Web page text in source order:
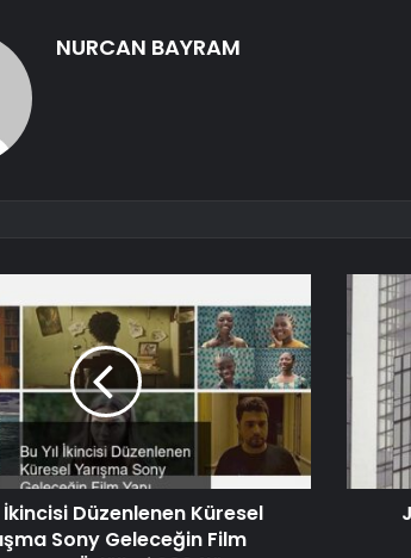
NURCAN BAYRAM
İkincisi Düzenlenen Küresel
Sony Geleceğin Film